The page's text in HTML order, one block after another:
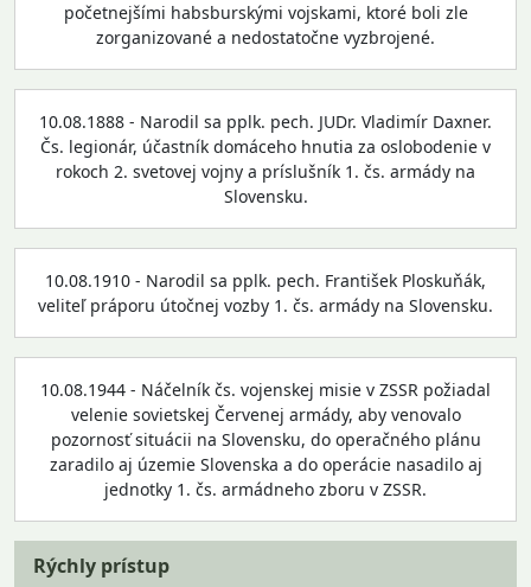
početnejšími habsburskými vojskami, ktoré boli zle
zorganizované a nedostatočne vyzbrojené.
10.08.1888 - Narodil sa pplk. pech. JUDr. Vladimír Daxner.
Čs. legionár, účastník domáceho hnutia za oslobodenie v
rokoch 2. svetovej vojny a príslušník 1. čs. armády na
Slovensku.
10.08.1910 - Narodil sa pplk. pech. František Ploskuňák,
veliteľ práporu útočnej vozby 1. čs. armády na Slovensku.
10.08.1944 - Náčelník čs. vojenskej misie v ZSSR požiadal
velenie sovietskej Červenej armády, aby venovalo
pozornosť situácii na Slovensku, do operačného plánu
zaradilo aj územie Slovenska a do operácie nasadilo aj
jednotky 1. čs. armádneho zboru v ZSSR.
Rýchly prístup